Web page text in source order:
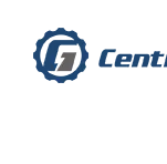
content